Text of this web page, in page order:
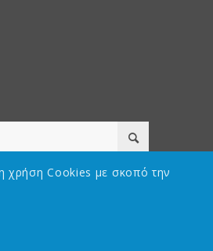
χρήση Cookies με σκοπό την